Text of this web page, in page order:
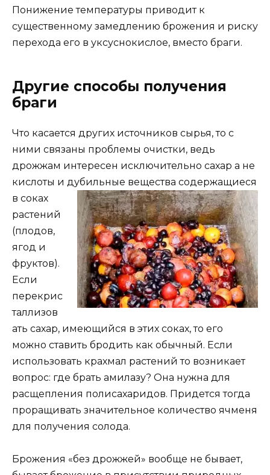
Понижение температуры приводит к
существенному замедлению брожения и риску
перехода его в уксуснокислое, вместо браги.
Другие способы получения
браги
Что касается других источников сырья, то с
ними связаны проблемы очистки, ведь
дрожжам интересен исключительно сахар а не
кислоты и дубильные вещества содержащиеся
в соках
растений
(плодов,
ягод и
фруктов).
Если
перекрис
таллизов
ать сахар, имеющийся в этих соках, то его
можно ставить бродить как обычный. Если
использовать крахмал растений то возникает
вопрос: где брать амилазу? Она нужна для
расщепления полисахаридов. Придется тогда
проращивать значительное количество ячменя
для получения солода.
Брожения «без дрожжей» вообще не бывает,